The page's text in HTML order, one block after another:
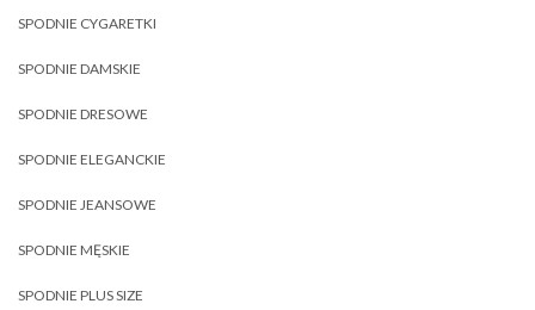
SPODNIE CYGARETKI
SPODNIE DAMSKIE
SPODNIE DRESOWE
SPODNIE ELEGANCKIE
SPODNIE JEANSOWE
SPODNIE MĘSKIE
SPODNIE PLUS SIZE